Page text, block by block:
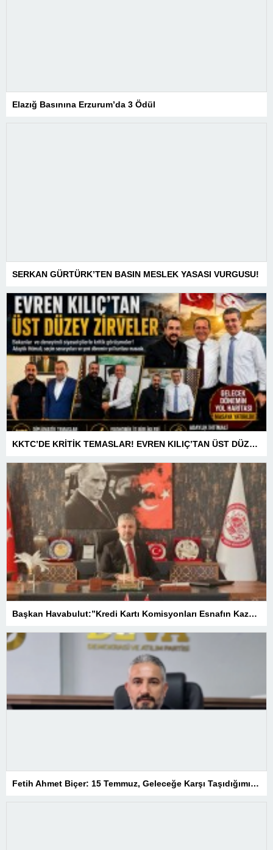
Elazığ Basınına Erzurum’da 3 Ödül
SERKAN GÜRTÜRK’TEN BASIN MESLEK YASASI VURGUSU!
KKTC’DE KRİTİK TEMASLAR! EVREN KILIÇ’TAN ÜST DÜZEY ZİRVELER
Başkan Havabulut:”Kredi Kartı Komisyonları Esnafın Kazancını Eritiyor”
Fetih Ahmet Biçer: 15 Temmuz, Geleceğe Karşı Taşıdığımız Sorumluluğu Hatırlatan Bir Milattır